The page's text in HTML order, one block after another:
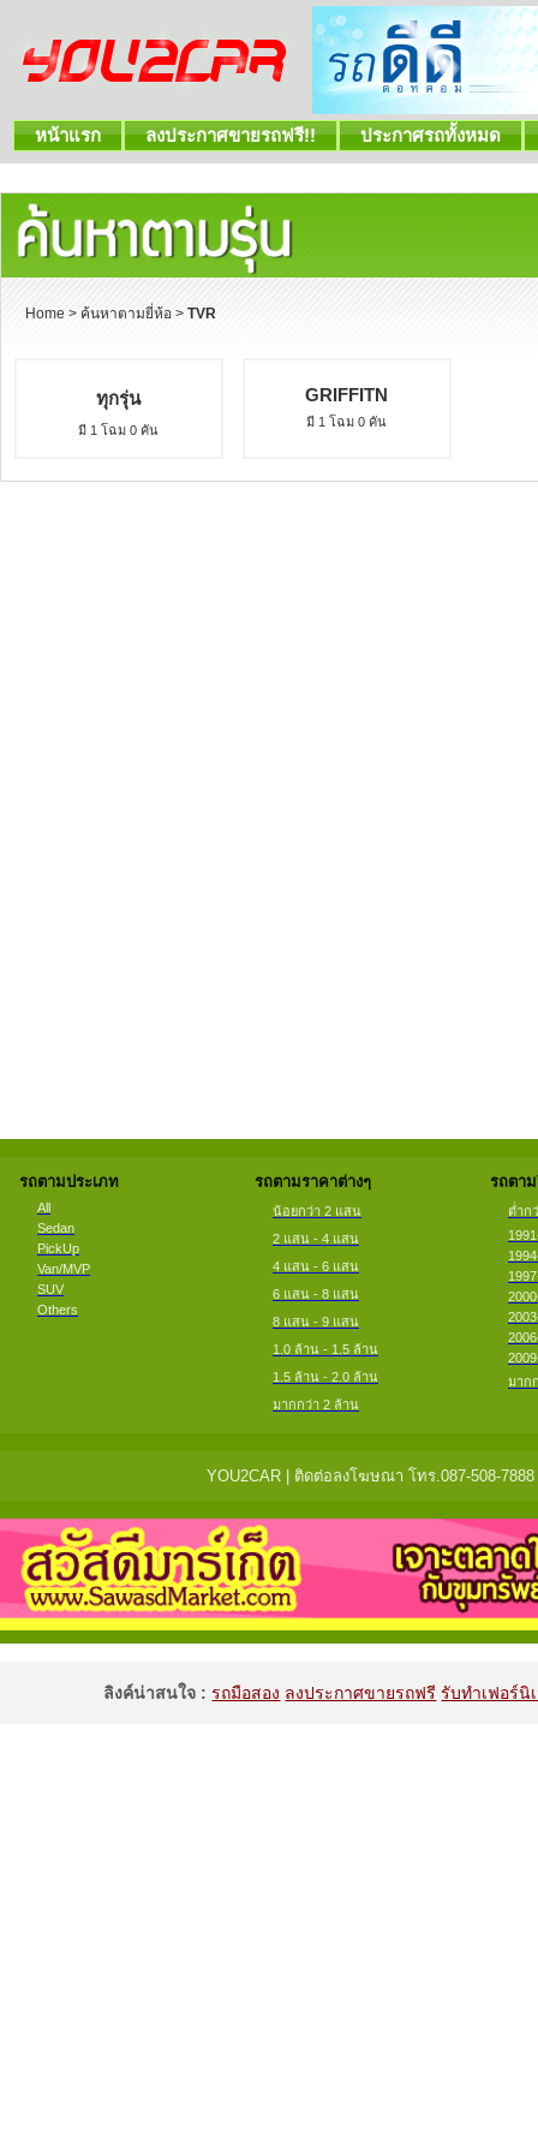
หน้าแรก ลงประกาศขายรถฟรี!! ประกาศรถทั้งหมด
Home > ค้นหาตามยี่ห้อ > TVR
ทุกรุ่น
มี 1 โฉม 0 คัน
GRIFFITN
มี 1 โฉม 0 คัน
รถตามประเภท
All
Sedan
PickUp
Van/MVP
SUV
Others
รถตามราคาต่างๆ
น้อยกว่า 2 แสน
2 แสน - 4 แสน
4 แสน - 6 แสน
6 แสน - 8 แสน
8 แสน - 9 แสน
1.0 ล้าน - 1.5 ล้าน
1.5 ล้าน - 2.0 ล้าน
มากกว่า 2 ล้าน
รถตา
ต่ำก
มาก
YOU2CAR | ติดต่อลงโฆษณา โทร.087-508-
ลิงค์น่าสนใจ :รถมือสอง ลงประกาศขายรถฟรี รับทำเฟอร์นิ